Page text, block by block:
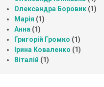
Олександра Боровик (1)
Марія (1)
Анна (1)
Григорій Громко (1)
Ірина Коваленко (1)
Віталій (1)